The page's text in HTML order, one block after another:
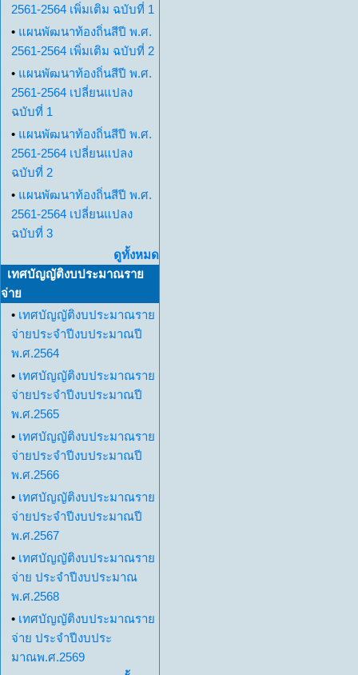
2561-2564 เพิ่มเติม ฉบับที่ 1
• แผนพัฒนาท้องถิ่นสีปี พ.ศ.
2561-2564 เพิ่มเติม ฉบับที่ 2
• แผนพัฒนาท้องถิ่นสีปี พ.ศ.
2561-2564 เปลี่ยนแปลง
ฉบับที่ 1
• แผนพัฒนาท้องถิ่นสีปี พ.ศ.
2561-2564 เปลี่ยนแปลง
ฉบับที่ 2
• แผนพัฒนาท้องถิ่นสีปี พ.ศ.
2561-2564 เปลี่ยนแปลง
ฉบับที่ 3
ดูทั้งหมด
เทศบัญญัติงบประมาณราย
จ่าย
• เทศบัญญัติงบประมาณราย
จ่ายประจำปีงบประมาณปี
พ.ศ.2564
• เทศบัญญัติงบประมาณราย
จ่ายประจำปีงบประมาณปี
พ.ศ.2565
• เทศบัญญัติงบประมาณราย
จ่ายประจำปีงบประมาณปี
พ.ศ.2566
• เทศบัญญัติงบประมาณราย
จ่ายประจำปีงบประมาณปี
พ.ศ.2567
• เทศบัญญัติงบประมาณราย
จ่าย ประจำปีงบประมาณ
พ.ศ.2568
• เทศบัญญัติงบประมาณราย
จ่าย ประจำปีงบประ
มาณพ.ศ.2569